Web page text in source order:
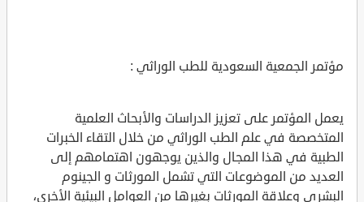
مؤتمر الجمعية السعودية للطب الوراثي :
يعمل المؤتمر على تعزيز الدراسات والأبحاث العلمية
المتخصصة في علم الطب الوراثي من خلال التقاء الخبرات
الطبية في هذا المجال والذين يوجهون اهتمامهم إلى
العديد من الموضوعات التي تشمل المورثات و الجينوم
البشري وعلاقة المورثات بغيرها من العوامل البيئية الأخرى،